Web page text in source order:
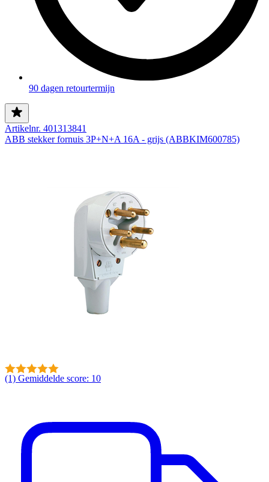
90 dagen retourtermijn
Artikelnr. 401313841
ABB stekker fornuis 3P+N+A 16A - grijs (ABBKIM600785)
(1) Gemiddelde score: 10